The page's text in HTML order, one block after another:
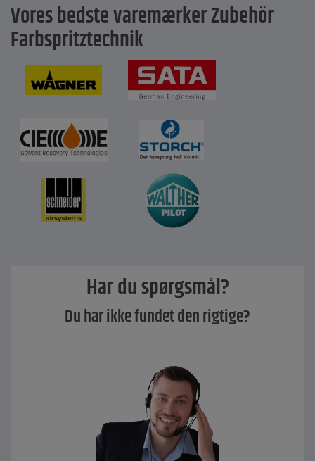
Vores bedste varemærker Zubehör
Farbspritztechnik
Har du spørgsmål?
Du har ikke fundet den rigtige?